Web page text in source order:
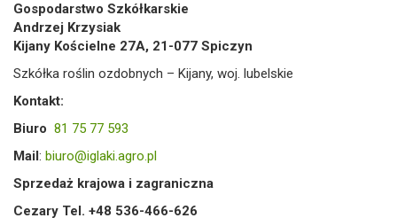
Gospodarstwo Szkółkarskie
Andrzej Krzysiak
Kijany Kościelne 27A, 21-077 Spiczyn
Szkółka roślin ozdobnych – Kijany, woj. lubelskie
Kontakt:
Biuro 81 75 77 593
Mail: biuro@iglaki.agro.pl
Sprzedaż krajowa i zagraniczna
Cezary Tel. +48 536-466-626